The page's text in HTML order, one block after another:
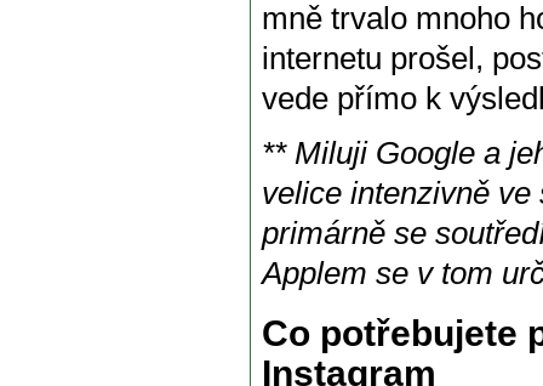
mně trvalo mnoho
internetu prošel,
vede přímo k
** Miluji Google a
velice intenzivně
primárně se
Applem se v tom
Co potřebujete
Instagram